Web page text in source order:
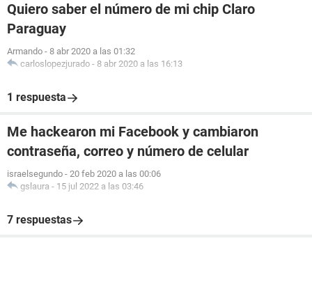
Quiero saber el número de mi chip Claro
Paraguay
Armando - 8 abr 2020 a las 01:32
carloslopezjurado - 8 abr 2020 a las 16:13
1 respuesta
Me hackearon mi Facebook y cambiaron
contraseña, correo y número de celular
israelsegundo - 20 feb 2020 a las 00:06
gslaura - 15 jul 2022 a las 03:46
7 respuestas